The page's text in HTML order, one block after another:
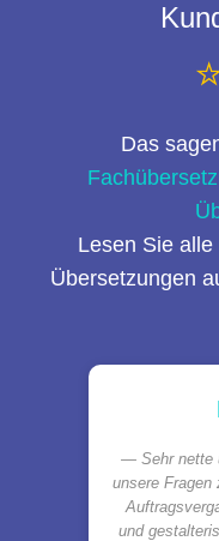
Das
Lesen Sie
Übersetzungen
Sehr nette
unsere Fragen
und